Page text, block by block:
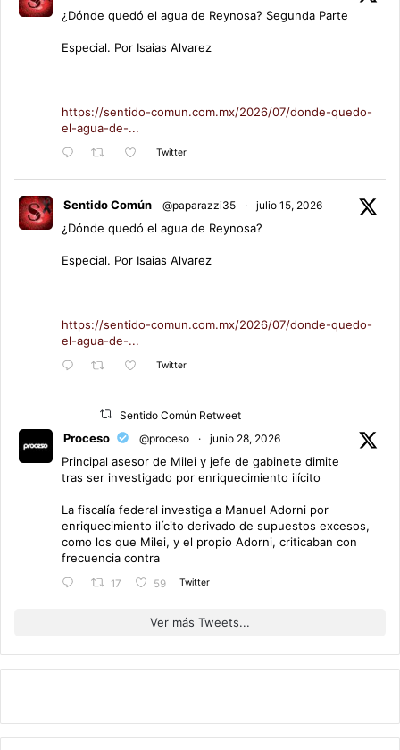
¿Dónde quedó el agua de Reynosa? Segunda Parte
Especial. Por Isaias Alvarez
https://sentido-comun.com.mx/2026/07/donde-quedo-
el-agua-de-...
Twitter
Sentido Común @paparazzi35 · julio 15, 2026
¿Dónde quedó el agua de Reynosa?
Especial. Por Isaias Alvarez
https://sentido-comun.com.mx/2026/07/donde-quedo-
el-agua-de-...
Twitter
Sentido Común Retweet
Proceso @proceso · junio 28, 2026
Principal asesor de Milei y jefe de gabinete dimite
tras ser investigado por enriquecimiento ilícito
La fiscalía federal investiga a Manuel Adorni por
enriquecimiento ilícito derivado de supuestos excesos,
como los que Milei, y el propio Adorni, criticaban con
frecuencia contra
17 59 Twitter
Ver más Tweets...